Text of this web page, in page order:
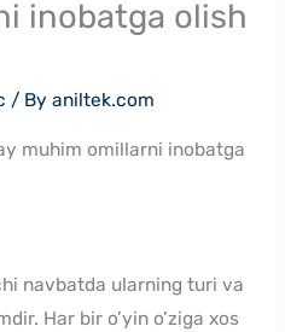
inobatga olish
/ By aniltek.com
muhim omillarni inobatga
navbatda ularning turi va
Har bir o’yin o’ziga xos